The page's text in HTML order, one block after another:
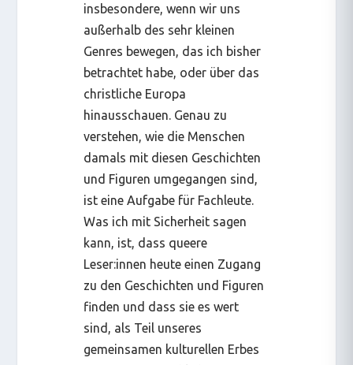
insbesondere, wenn wir uns
außerhalb des sehr kleinen
Genres bewegen, das ich bisher
betrachtet habe, oder über das
christliche Europa
hinausschauen. Genau zu
verstehen, wie die Menschen
damals mit diesen Geschichten
und Figuren umgegangen sind,
ist eine Aufgabe für Fachleute.
Was ich mit Sicherheit sagen
kann, ist, dass queere
Leser:innen heute einen Zugang
zu den Geschichten und Figuren
finden und dass sie es wert
sind, als Teil unseres
gemeinsamen kulturellen Erbes